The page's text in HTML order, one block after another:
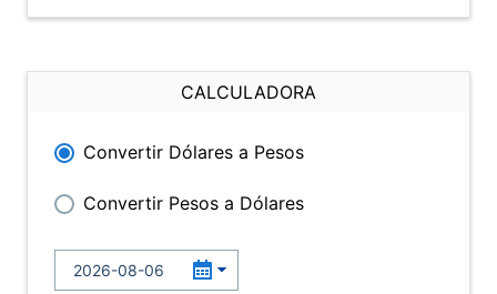
CALCULADORA
Convertir Dólares a Pesos
Convertir Pesos a Dólares